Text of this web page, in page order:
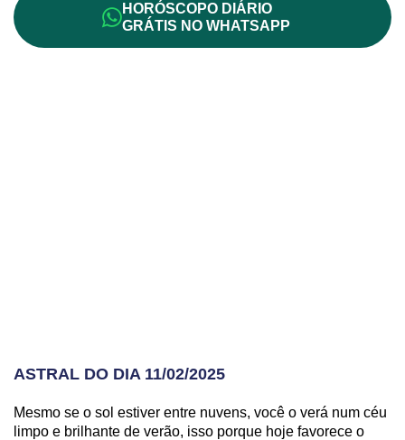
HORÓSCOPO DIÁRIO
GRÁTIS NO WHATSAPP
ASTRAL DO DIA 11/02/2025
Mesmo se o sol estiver entre nuvens, você o verá num céu
limpo e brilhante de verão, isso porque hoje favorece o